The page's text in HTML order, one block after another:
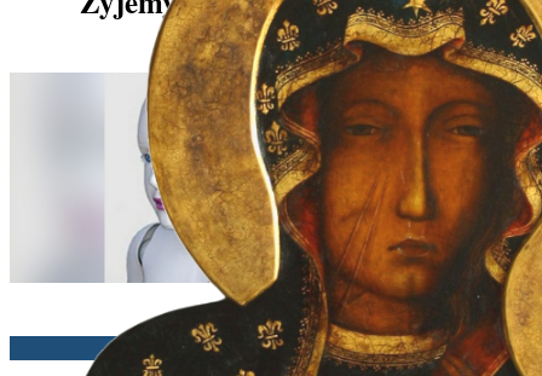
Ben Broussard | 10/12/2025